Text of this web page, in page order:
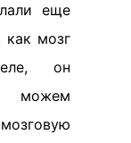
еще
мозг
он
можем